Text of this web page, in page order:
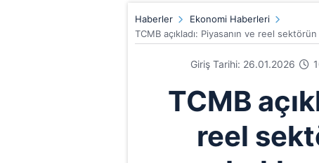
Haberler
Ekonomi Haberleri
TCMB açıkladı: Piyasanın ve reel
Giriş Tarihi: 26.01.2026
TCMB
reel